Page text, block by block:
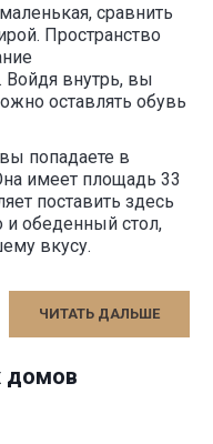
сравнить
Пространство
Войдя внутрь, вы
оставлять обувь
попадаете в
имеет площадь 33
поставить здесь
и обеденный стол,
вкусу.
ЧИТАТЬ ДАЛЬШЕ
домов